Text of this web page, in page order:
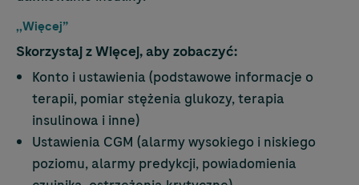
,,Więcej”
Skorzystaj z Więcej, aby zobaczyć:
Konto i ustawienia (podstawowe informacje o
terapii, pomiar stężenia glukozy, terapia
insulinowa i inne)
Ustawienia CGM (alarmy wysokiego i niskiego
poziomu, alarmy predykcji, powiadomienia